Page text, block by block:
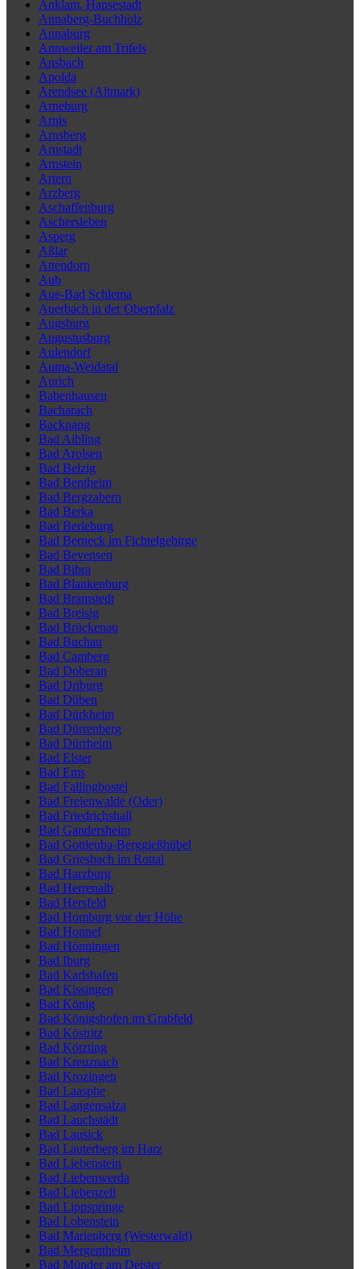
Anklam, Hansestadt
Annaberg-Buchholz
Annaburg
Annweiler am Trifels
Ansbach
Apolda
Arendsee (Altmark)
Arneburg
Arnis
Arnsberg
Arnstadt
Arnstein
Artern
Arzberg
Aschaffenburg
Aschersleben
Asperg
Aßlar
Attendorn
Aub
Aue-Bad Schlema
Auerbach in der Oberpfalz
Augsburg
Augustusburg
Aulendorf
Auma-Weidatal
Aurich
Babenhausen
Bacharach
Backnang
Bad Aibling
Bad Arolsen
Bad Belzig
Bad Bentheim
Bad Bergzabern
Bad Berka
Bad Berleburg
Bad Berneck im Fichtelgebirge
Bad Bevensen
Bad Bibra
Bad Blankenburg
Bad Bramstedt
Bad Breisig
Bad Brückenau
Bad Buchau
Bad Camberg
Bad Doberan
Bad Driburg
Bad Düben
Bad Dürkheim
Bad Dürrenberg
Bad Dürrheim
Bad Elster
Bad Ems
Bad Fallingbostel
Bad Freienwalde (Oder)
Bad Friedrichshall
Bad Gandersheim
Bad Gottleuba-Berggießhübel
Bad Griesbach im Rottal
Bad Harzburg
Bad Herrenalb
Bad Hersfeld
Bad Homburg vor der Höhe
Bad Honnef
Bad Hönningen
Bad Iburg
Bad Karlshafen
Bad Kissingen
Bad König
Bad Königshofen im Grabfeld
Bad Köstritz
Bad Kötzting
Bad Kreuznach
Bad Krozingen
Bad Laasphe
Bad Langensalza
Bad Lauchstädt
Bad Lausick
Bad Lauterberg im Harz
Bad Liebenstein
Bad Liebenwerda
Bad Liebenzell
Bad Lippspringe
Bad Lobenstein
Bad Marienberg (Westerwald)
Bad Mergentheim
Bad Münder am Deister